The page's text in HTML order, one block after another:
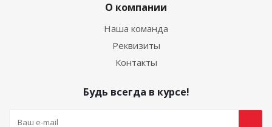
О компании
Наша команда
Реквизиты
Контакты
Будь всегда в курсе!